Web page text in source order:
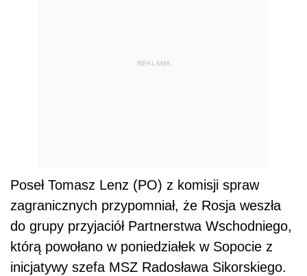
REKLAMA
Poseł Tomasz Lenz (PO) z komisji spraw
zagranicznych przypomniał, że Rosja weszła
do grupy przyjaciół Partnerstwa Wschodniego,
którą powołano w poniedziałek w Sopocie z
inicjatywy szefa MSZ Radosława Sikorskiego.